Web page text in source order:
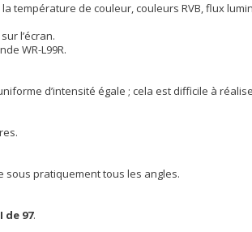
température de couleur, couleurs RVB, flux
l’écran.
WR-L99R.
d’intensité égale ; cela est difficile à
sous pratiquement tous les angles.
de 97.